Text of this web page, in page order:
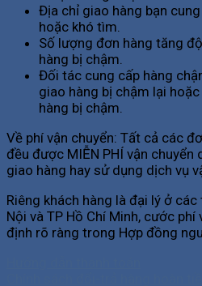
Địa chỉ giao hàng bạn
hoặc khó tìm.
Số lượng đơn hàng tăng
hàng bị chậm.
Đối tác cung cấp hàng
giao hàng bị chậm lại
hàng bị chậm.
Về phí vận chuyển: Tất cả các
đều được MIỄN PHÍ vận
giao hàng hay sử dụng dịch vụ
Riêng khách hàng là đại lý ở
Nội và TP Hồ Chí Minh, cước
định rõ ràng trong Hợp đồng